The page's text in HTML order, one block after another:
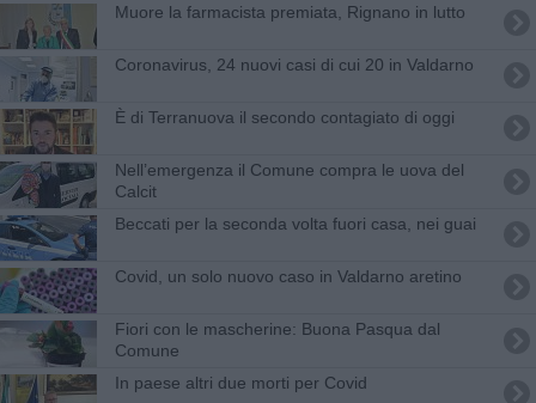
Muore la farmacista premiata, Rignano in lutto
Coronavirus, 24 nuovi casi di cui 20 in Valdarno
È di Terranuova il secondo contagiato di oggi
Nell’emergenza il Comune compra le uova del
Calcit
Beccati per la seconda volta fuori casa, nei guai
Covid, un solo nuovo caso in Valdarno aretino
Fiori con le mascherine: Buona Pasqua dal
Comune
In paese altri due morti per Covid